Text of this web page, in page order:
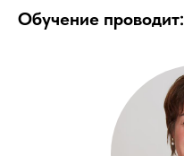
Обучение проводит: